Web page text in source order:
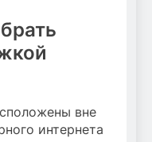
вне
интернета